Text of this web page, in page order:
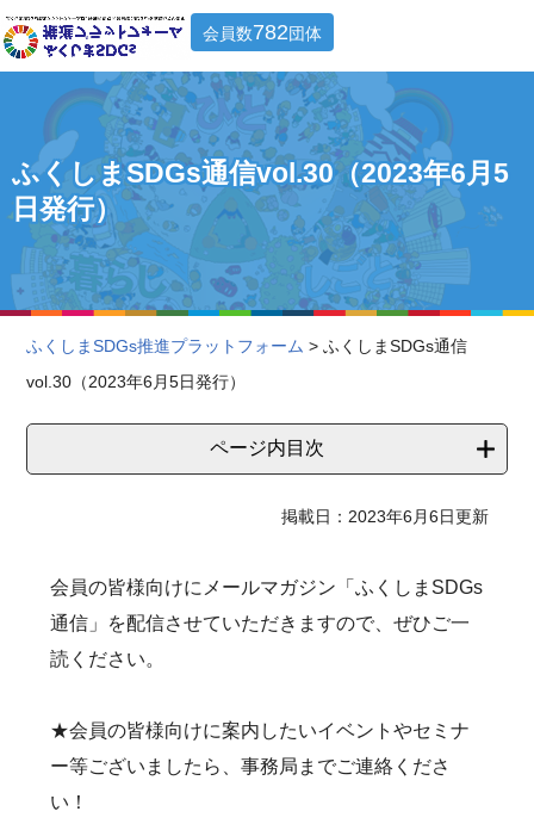
会員数782団体
ふくしまSDGs通信vol.30（2023年6月5
日発行）
ふくしまSDGs推進プラットフォーム > ふくしまSDGs通信
vol.30（2023年6月5日発行）
ページ内目次
掲載日：2023年6月6日更新
会員の皆様向けにメールマガジン「ふくしまSDGs
通信」を配信させていただきますので、ぜひご一
読ください。
★会員の皆様向けに案内したいイベントやセミナ
ー等ございましたら、事務局までご連絡くださ
い！